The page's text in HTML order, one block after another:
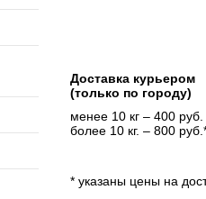
Доставка курьером
(только по городу)
менее 10 кг – 400 руб.
более 10 кг. – 800
* указаны цены на